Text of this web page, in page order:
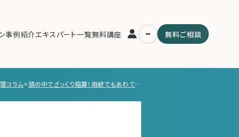
事例紹介エキスパート一覧無料講座 無料ご相談
コラム> 頭の中でざっくり暗算！相続でもあわてずにどうすべきかを簡単に判断する方法